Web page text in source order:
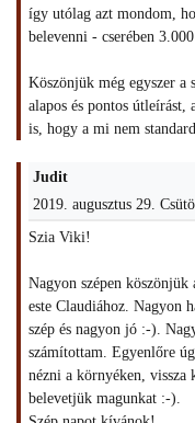
így utólag azt mondom,
belevenni - cserében
Köszönjük még egyszer a
alapos és pontos útleírást,
is, hogy a mi nem
Judit
2019. augusztus 29.
Szia Viki!
Nagyon szépen köszönjük
este Claudiához. Nagyon
szép és nagyon jó :-).
számítottam. Egyenlőre
nézni a környéken,
belevetjük magunkat :-).